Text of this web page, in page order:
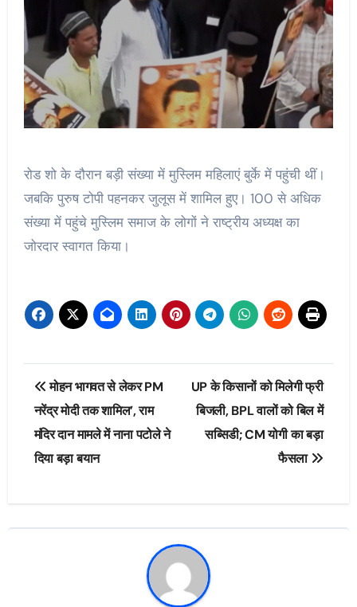
रोड शो के दौरान बड़ी संख्या में मुस्लिम महिलाएं बुर्के में पहुंची थीं।
जबकि पुरुष टोपी पहनकर जुलूस में शामिल हुए। 100 से अधिक
संख्या में पहुंचे मुस्लिम समाज के लोगों ने राष्ट्रीय अध्यक्ष का
जोरदार स्वागत किया।
Post
navigation
मोहन भागवत से लेकर PM
नरेंद्र मोदी तक शामिल’, राम
मंदिर दान मामले में नाना पटोले ने
दिया बड़ा बयान
UP के किसानों को मिलेगी फ्री
बिजली, BPL वालों को बिल में
सब्सिडी; CM योगी का बड़ा
फैसला